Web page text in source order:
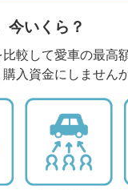
今いくら？
較して愛車の最高
入資金にしません